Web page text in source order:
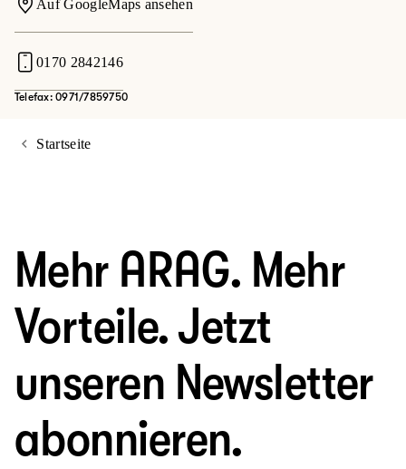
Auf GoogleMaps ansehen
0170 2842146
Telefax: 0971/7859750
Startseite
Mehr ARAG. Mehr
Vorteile. Jetzt
unseren Newsletter
abonnieren.